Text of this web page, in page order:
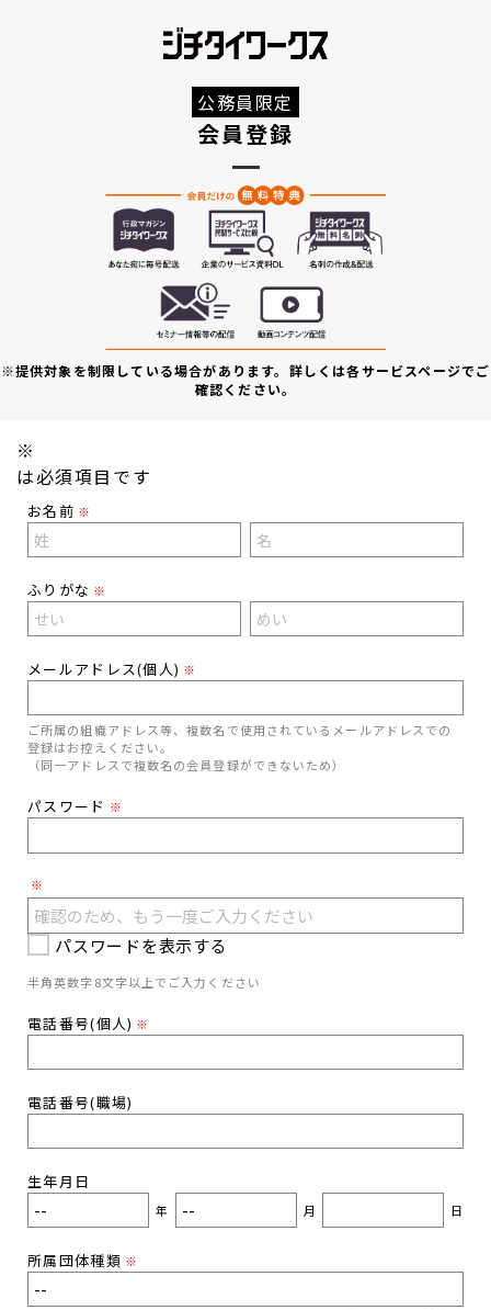
公務員限定
会員登録
※提供対象を制限している場合があります。詳しくは各サービスページでご
確認ください。
※
は必須項目です
お名前 ※
ふりがな ※
メールアドレス(個人) ※
ご所属の組織アドレス等、複数名で使用されているメールアドレスでの
登録はお控えください。
（同一アドレスで複数名の会員登録ができないため）
パスワード ※
※
パスワードを表示する
半角英数字8文字以上でご入力ください
電話番号(個人) ※
電話番号(職場)
生年月日
年 月 日
所属団体種類 ※